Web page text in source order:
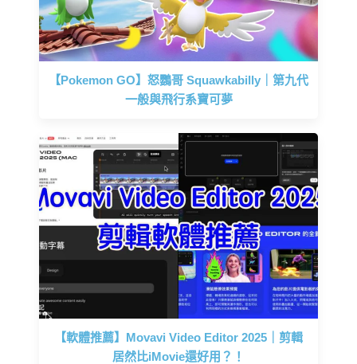
【Pokemon GO】怒鸚哥 Squawkabilly｜第九代
一般與飛行系寶可夢
【軟體推薦】Movavi Video Editor 2025｜剪輯
居然比iMovie還好用？！